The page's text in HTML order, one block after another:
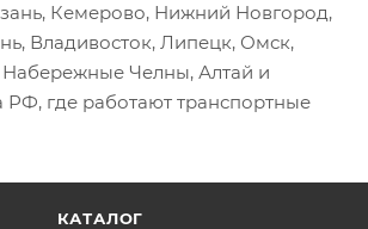
Кемерово, Нижний Новгород,
Владивосток, Липецк, Омск,
Набережные Челны, Алтай и
РФ, где работают транспортные
КАТАЛОГ